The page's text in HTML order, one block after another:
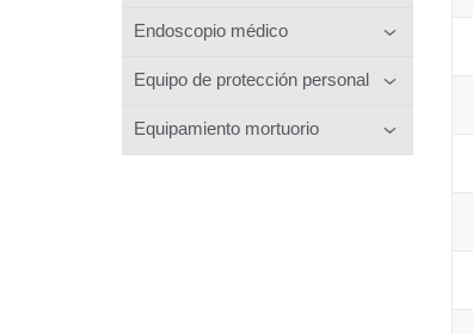
Endoscopio médico
Equipo de protección personal
Equipamiento mortuorio